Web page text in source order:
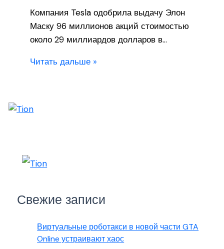
Компания Tesla одобрила выдачу Элон
Маску 96 миллионов акций стоимостью
около 29 миллиардов долларов в…
Читать дальше »
Свежие записи
Виртуальные роботакси в новой части GTA
Online устраивают хаос